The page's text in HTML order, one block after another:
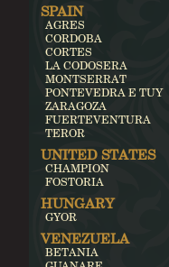
SPAIN
AGRES
CORDOBA
CORTES
LA CODOSERA
MONTSERRAT
PONTEVEDRA E TUY
ZARAGOZA
FUERTEVENTURA
TEROR
UNITED STATES
CHAMPION
FOSTORIA
HUNGARY
GYOR
VENEZUELA
BETANIA